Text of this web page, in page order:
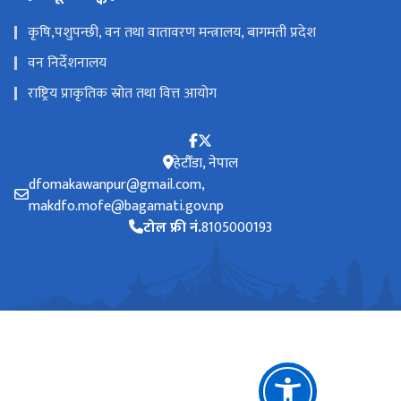
कृषि,पशुपन्छी, वन तथा वातावरण मन्त्रालय, बागमती प्रदेश
वन निर्देशनालय
राष्ट्रिय प्राकृतिक स्रोत तथा वित्त आयोग
हेटौँडा, नेपाल
dfomakawanpur@gmail.com,
makdfo.mofe@bagamati.gov.np
टोल फ्री नं.8105000193